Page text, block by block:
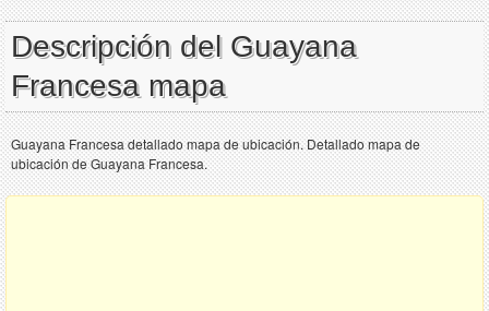
Descripción del Guayana
Francesa mapa
Guayana Francesa detallado mapa de ubicación. Detallado mapa de
ubicación de Guayana Francesa.